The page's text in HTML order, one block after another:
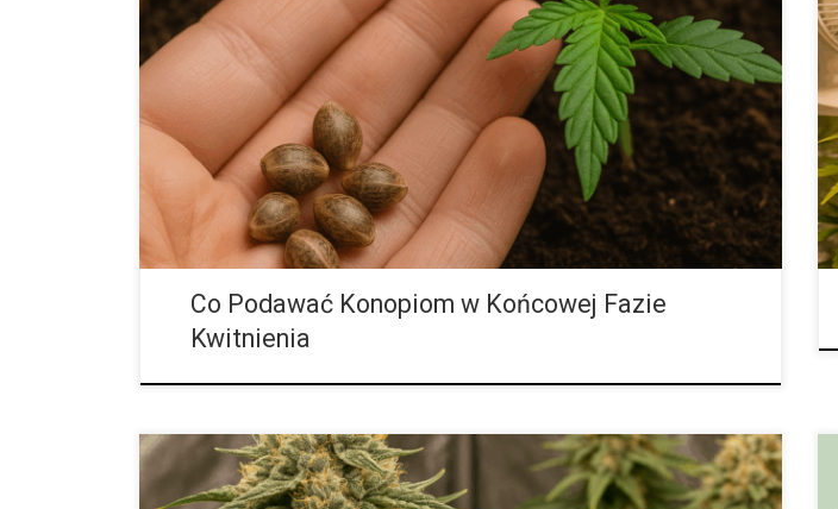
Smaczniejsze i Mocniejsze Kwiaty Końcowe tygodnie kwitnienia to moment, w którym
cała praca hodowcy może przynieść spektakularne efekty lub… zostać częściowo
zmarnowana. To czas, w którym rośliny przestają inwestować energię w rozbudowę
liści i pędów, a całą swoją moc kierują w rozwój kwiatów. To właśnie wtedy tworzą się
najwyższe stężenia kannabinoidów, terpenów i flawonoidów, które odpowiadają za
moc, aromat i […]
Co Podawać Konopiom w Końcowej Fazie
Kwitnienia